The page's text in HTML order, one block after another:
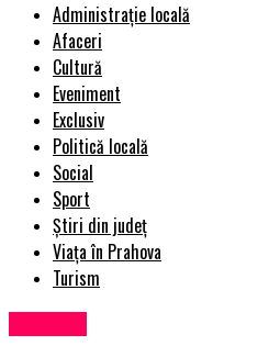
Administrație locală
Afaceri
Cultură
Eveniment
Exclusiv
Politică locală
Social
Sport
Știri din județ
Viața în Prahova
Turism